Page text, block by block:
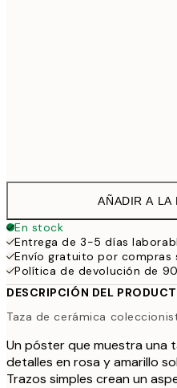
AÑADIR A LA
En stock
Entrega de 3-5 días
Envío gratuito por compras
Política de devolución de
DESCRIPCIÓN DEL
Taza de cerámica
Un póster que muestra una
detalles en rosa y amarillo
Trazos simples crean un